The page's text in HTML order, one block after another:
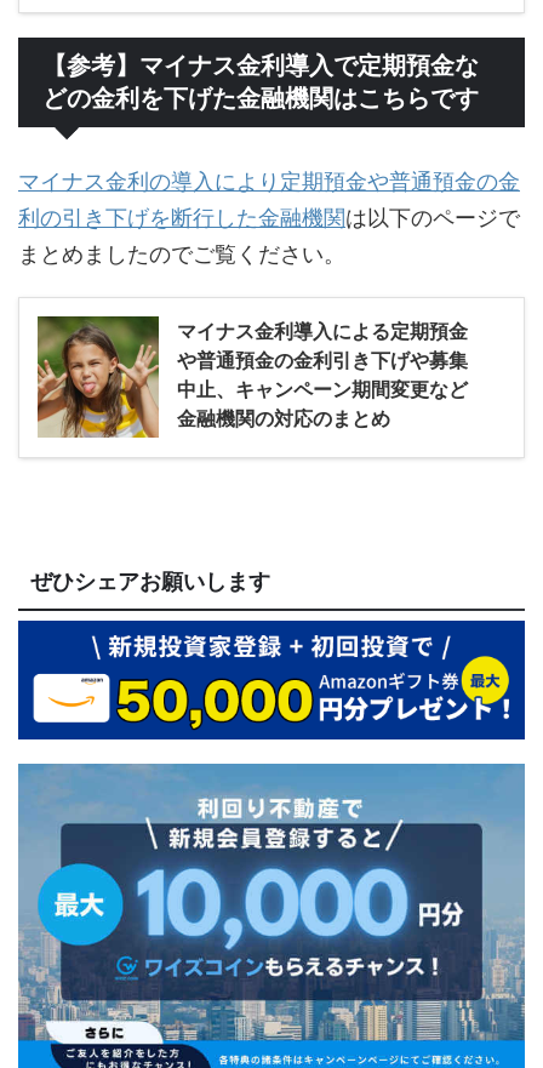
【参考】マイナス金利導入で定期預金な
どの金利を下げた金融機関はこちらです
マイナス金利の導入により定期預金や普通預金の金
利の引き下げを断行した金融機関は以下のページで
まとめましたのでご覧ください。
マイナス金利導入による定期預金
や普通預金の金利引き下げや募集
中止、キャンペーン期間変更など
金融機関の対応のまとめ
ぜひシェアお願いします